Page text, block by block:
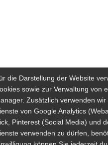
die Darstellung der Website
sowie zur Verwaltung von
Zusätzlich verwenden
von Google Analytics
Pinterest (Social Media) und
verwenden zu dürfen,